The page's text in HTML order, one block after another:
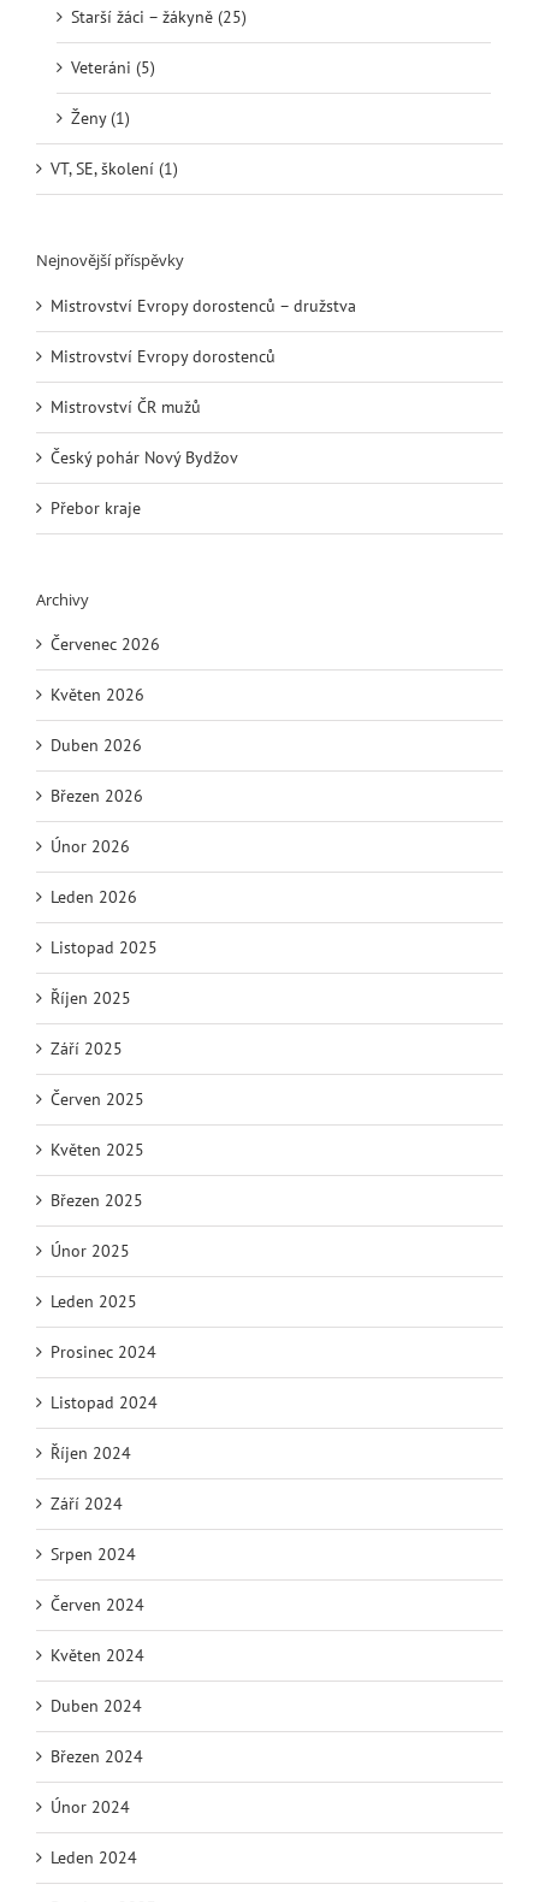
Starší žáci – žákyně (25)
Veteráni (5)
Ženy (1)
VT, SE, školení (1)
Nejnovější příspěvky
Mistrovství Evropy dorostenců – družstva
Mistrovství Evropy dorostenců
Mistrovství ČR mužů
Český pohár Nový Bydžov
Přebor kraje
Archivy
Červenec 2026
Květen 2026
Duben 2026
Březen 2026
Únor 2026
Leden 2026
Listopad 2025
Říjen 2025
Září 2025
Červen 2025
Květen 2025
Březen 2025
Únor 2025
Leden 2025
Prosinec 2024
Listopad 2024
Říjen 2024
Září 2024
Srpen 2024
Červen 2024
Květen 2024
Duben 2024
Březen 2024
Únor 2024
Leden 2024